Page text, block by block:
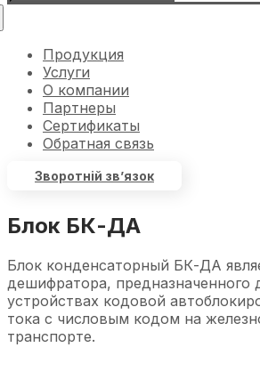
Продукция
Услуги
О компании
Партнеры
Сертификаты
Обратная связь
Зворотній зв’язок
Блок БК-ДА
Блок конденсаторный БК-ДА
дешифратора, предназначенного
устройствах кодовой
тока с числовым кодом на
транспорте.